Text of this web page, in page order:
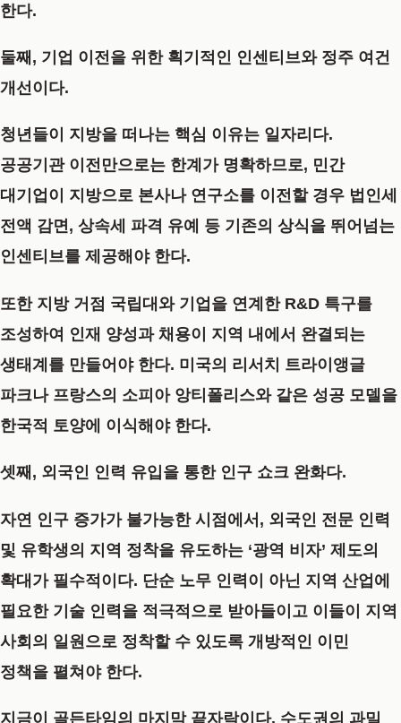
한다.
둘째, 기업 이전을 위한 획기적인 인센티브와 정주 여건
개선이다.
청년들이 지방을 떠나는 핵심 이유는 일자리다.
공공기관 이전만으로는 한계가 명확하므로, 민간
대기업이 지방으로 본사나 연구소를 이전할 경우 법인세
전액 감면, 상속세 파격 유예 등 기존의 상식을 뛰어넘는
인센티브를 제공해야 한다.
또한 지방 거점 국립대와 기업을 연계한 R&D 특구를
조성하여 인재 양성과 채용이 지역 내에서 완결되는
생태계를 만들어야 한다. 미국의 리서치 트라이앵글
파크나 프랑스의 소피아 앙티폴리스와 같은 성공 모델을
한국적 토양에 이식해야 한다.
셋째, 외국인 인력 유입을 통한 인구 쇼크 완화다.
자연 인구 증가가 불가능한 시점에서, 외국인 전문 인력
및 유학생의 지역 정착을 유도하는 ‘광역 비자’ 제도의
확대가 필수적이다. 단순 노무 인력이 아닌 지역 산업에
필요한 기술 인력을 적극적으로 받아들이고 이들이 지역
사회의 일원으로 정착할 수 있도록 개방적인 이민
정책을 펼쳐야 한다.
지금이 골든타임의 마지막 끝자락이다. 수도권의 과밀